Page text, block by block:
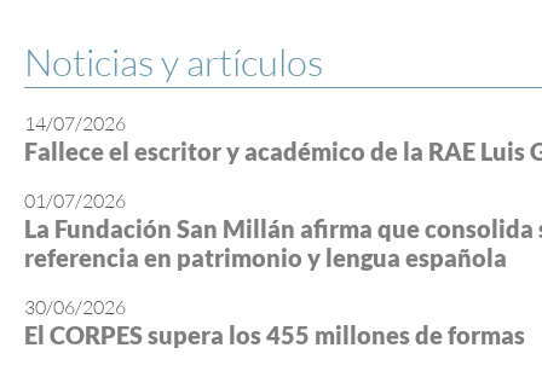
Noticias y artículos
14/07/2026
Fallece el escritor y académico de la RAE Luis
01/07/2026
La Fundación San Millán afirma que consolida
referencia en patrimonio y lengua española
30/06/2026
El CORPES supera los 455 millones de formas